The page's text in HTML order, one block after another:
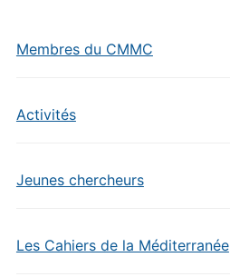
Membres du CMMC
Activités
Jeunes chercheurs
Les Cahiers de la Méditerranée